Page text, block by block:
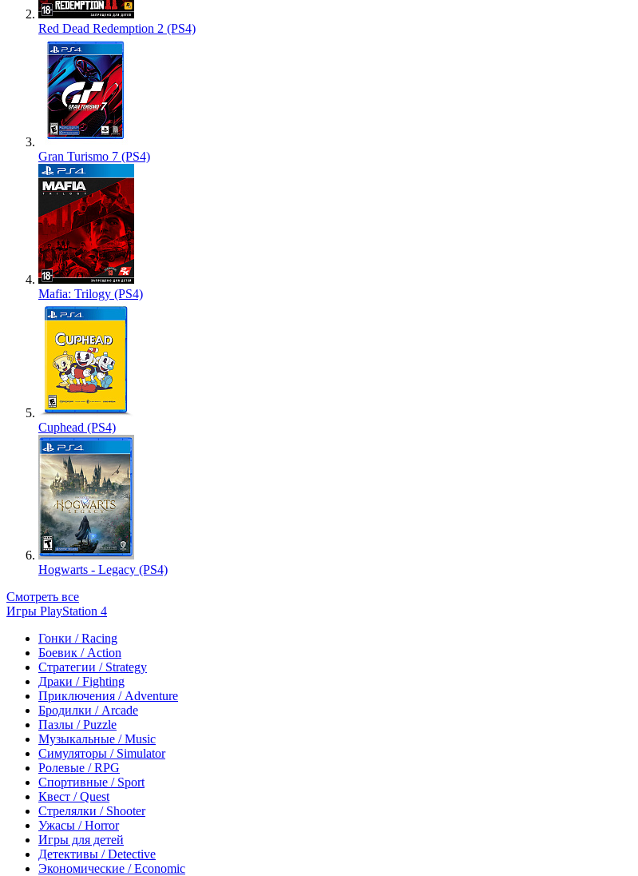
Red Dead Redemption 2 (PS4)
Gran Turismo 7 (PS4)
Mafia: Trilogy (PS4)
Cuphead (PS4)
Hogwarts - Legacy (PS4)
Смотреть все
Игры PlayStation 4
Гонки / Racing
Боевик / Action
Стратегии / Strategy
Драки / Fighting
Приключения / Adventure
Бродилки / Arcade
Пазлы / Puzzle
Музыкальные / Music
Симуляторы / Simulator
Ролевые / RPG
Спортивные / Sport
Квест / Quest
Стрелялки / Shooter
Ужасы / Horror
Игры для детей
Детективы / Detective
Экономические / Economic